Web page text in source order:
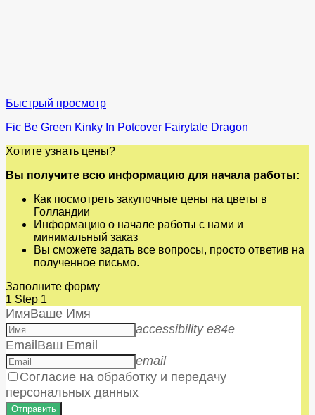
Быстрый просмотр
Fic Be Green Kinky In Potcover Fairytale Dragon
Хотите узнать цены?
Вы получите всю информацию для начала работы:
Как посмотреть закупочные цены на цветы в
Голландии
Информацию о начале работы с нами и
минимальный заказ
Вы сможете задать все вопросы, просто ответив на
полученное письмо.
Заполните форму
1 Step 1
ИмяВаше Имя
accessibility e84e
EmailВаш Email
email
Согласие на обработку и передачу
персональных данных
Отправить